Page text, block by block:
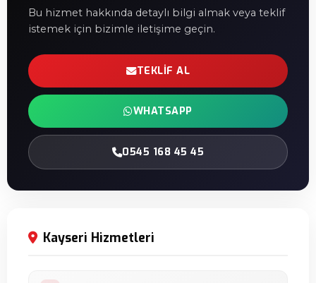
Bu hizmet hakkında detaylı bilgi almak veya teklif
istemek için bizimle iletişime geçin.
TEKLIF AL
WHATSAPP
0545 168 45 45
Kayseri Hizmetleri